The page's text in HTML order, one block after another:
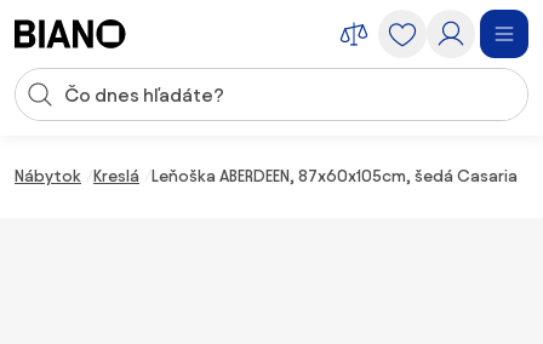
Vstup pre vyhľadávanie
Nábytok Kreslá Leňoška ABERDEEN, 87x60x105cm, šedá Casaria